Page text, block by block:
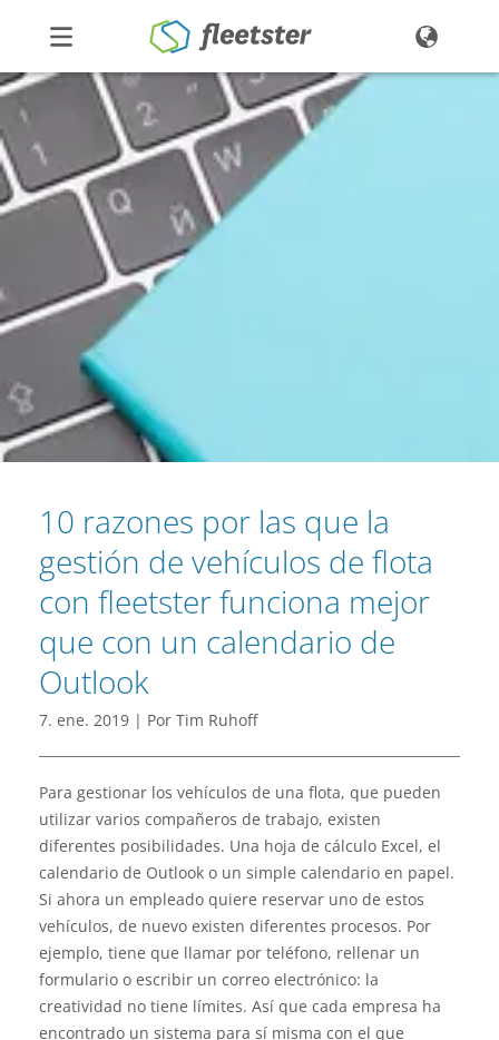
Productos
Noticias
Contacto
Demo Ingresar
10 razones por las que la
gestión de vehículos de flota
con fleetster funciona mejor
que con un calendario de
Outlook
7. ene. 2019 | Por Tim Ruhoff
Para gestionar los vehículos de una flota, que pueden
utilizar varios compañeros de trabajo, existen
diferentes posibilidades. Una hoja de cálculo Excel, el
calendario de Outlook o un simple calendario en papel.
Si ahora un empleado quiere reservar uno de estos
vehículos, de nuevo existen diferentes procesos. Por
ejemplo, tiene que llamar por teléfono, rellenar un
formulario o escribir un correo electrónico: la
creatividad no tiene límites. Así que cada empresa ha
encontrado un sistema para sí misma con el que